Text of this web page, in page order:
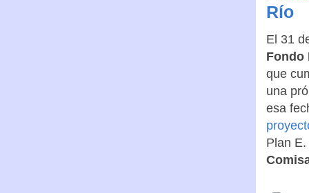
Río
El 31
Fondo
que
una
esa
Plan